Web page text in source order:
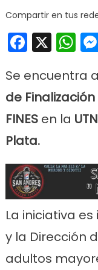
Compartir en tus
X
Se encuentra
de
FINESen la
Plata.
La iniciativa
y la Dirección
adultos